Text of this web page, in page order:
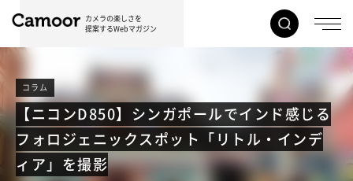
カメラの楽しさを
提案するWebマガジン
コラム
【ニコンD850】シンガポールでインド感じる
フォロジェニックスポット「リトル・インデ
ィア」を撮影